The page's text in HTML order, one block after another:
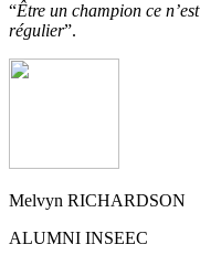
“Être un champion ce
régulier”.
Melvyn RICHARDSON
ALUMNI INSEEC